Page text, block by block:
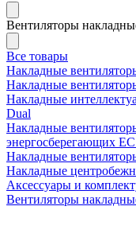
Вентиляторы
Все товары
Накладные
Накладные
Накладные
Dual
Накладные
энергосберегающих
Накладные
Накладные
Аксессуары и
Вентиляторы